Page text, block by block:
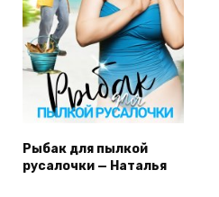
Рыбак для пылкой
русалочки — Наталья